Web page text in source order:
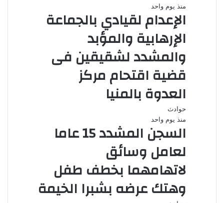
منذ يوم واحد
الإعدام لقيادي بالجماعة
الإرهابية والمؤبد
والمشدد لشقيقين فى
قضية اقتحام مركز
العدوة بالمنيا
حوادث
منذ يوم واحد
السجن المشدد 15 عاما
لعامل وسائق
لاتهامهما بخطف طفل
وهتك عرضه بشبرا الخيمة